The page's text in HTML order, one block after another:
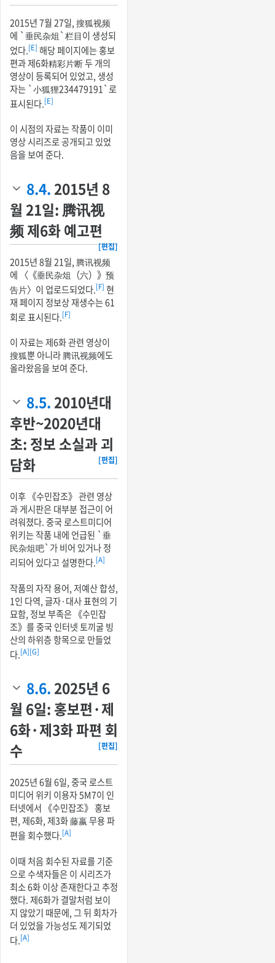
2015년 7월 27일, 搜狐视频
에 `垂民杂俎`栏目이 생성되
었다.[E] 해당 페이지에는 홍보
편과 제6화精彩片断 두 개의
영상이 등록되어 있었고, 생성
자는 `小狐狸234479191`로
표시된다.[E]
이 시점의 자료는 작품이 이미
영상 시리즈로 공개되고 있었
음을 보여 준다.
8.4. 2015년 8
월 21일: 腾讯视
频 제6화 예고편
[편집]
2015년 8월 21일, 腾讯视频
에 〈《垂民杂俎（六）》预
告片〉이 업로드되었다.[F] 현
재 페이지 정보상 재생수는 61
회로 표시된다.[F]
이 자료는 제6화 관련 영상이
搜狐뿐 아니라 腾讯视频에도
올라왔음을 보여 준다.
8.5. 2010년대
후반~2020년대
초: 정보 소실과 괴
담화
[편집]
이후 《수민잡조》 관련 영상
과 게시판은 대부분 접근이 어
려워졌다. 중국 로스트미디어
위키는 작품 내에 언급된 `垂
民杂俎吧`가 비어 있거나 정
리되어 있다고 설명한다.[A]
작품의 자작 용어, 저예산 합성,
1인 다역, 글자·대사 표현의 기
묘함, 정보 부족은 《수민잡
조》를 중국 인터넷 토끼굴 빙
산의 하위층 항목으로 만들었
다.[A][G]
8.6. 2025년 6
월 6일: 홍보편·제
6화·제3화 파편 회
수
[편집]
2025년 6월 6일, 중국 로스트
미디어 위키 이용자 5M7이 인
터넷에서 《수민잡조》 홍보
편, 제6화, 제3화 藤嬴 무용 파
편을 회수했다.[A]
이때 처음 회수된 자료를 기준
으로 수색자들은 이 시리즈가
최소 6화 이상 존재한다고 추정
했다. 제6화가 결말처럼 보이
지 않았기 때문에, 그 뒤 회차가
더 있었을 가능성도 제기되었
다.[A]